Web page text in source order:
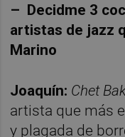
– Decidme 3
artistas de jazz
Marino
Joaquín: Chet
artista que más
y plagada de